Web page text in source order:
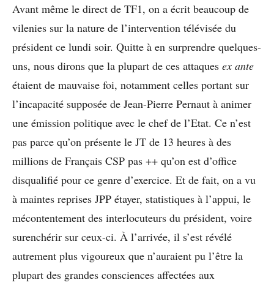
Avant même le direct de TF1, on a écrit beaucoup de
vilenies sur la nature de l’intervention télévisée du
président ce lundi soir. Quitte à en surprendre quelques-
uns, nous dirons que la plupart de ces attaques ex ante
étaient de mauvaise foi, notamment celles portant sur
l’incapacité supposée de Jean-Pierre Pernaut à animer
une émission politique avec le chef de l’Etat. Ce n’est
pas parce qu’on présente le JT de 13 heures à des
millions de Français CSP pas ++ qu’on est d’office
disqualifié pour ce genre d’exercice. Et de fait, on a vu
à maintes reprises JPP étayer, statistiques à l’appui, le
mécontentement des interlocuteurs du président, voire
surenchérir sur ceux-ci. À l’arrivée, il s’est révélé
autrement plus vigoureux que n’auraient pu l’être la
plupart des grandes consciences affectées aux